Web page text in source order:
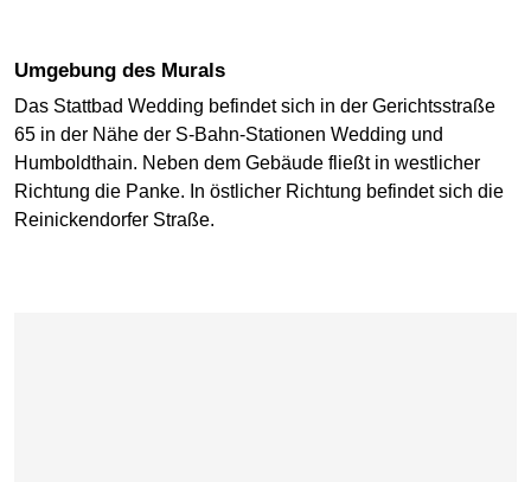
Umgebung des Murals
Das Stattbad Wedding befindet sich in der Gerichtsstraße
65 in der Nähe der S-Bahn-Stationen Wedding und
Humboldthain. Neben dem Gebäude fließt in westlicher
Richtung die Panke. In östlicher Richtung befindet sich die
Reinickendorfer Straße.